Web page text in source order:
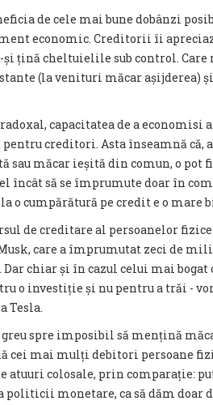
de cele mai bune dobânzi
economic. Creditorii îi
și țină cheltuielile sub control.
(la venituri măcar așijderea) și
capacitatea de a
creditori. Asta înseamnă că,
sau măcar ieșită din comun, o
încât să se împrumute doar în
o cumpărătură pe credit e o mare
de creditare al persoanelor
care a împrumutat zeci de
chiar și în cazul celui mai bogat
o investiție și nu pentru a trăi -
Tesla.
greu spre imposibil să mențină
cei mai mulți debitori persoane
atuuri colosale, prin comparație:
monetare, ca să dăm doar